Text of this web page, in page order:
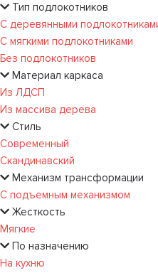
Тип подлокотников
С деревянными
С мягкими подлокотниками
Без подлокотников
Материал каркаса
Из ЛДСП
Из массива дерева
Стиль
Современный
Скандинавский
Механизм трансформации
С подъемным механизмом
Жесткость
Мягкие
По назначению
На кухню